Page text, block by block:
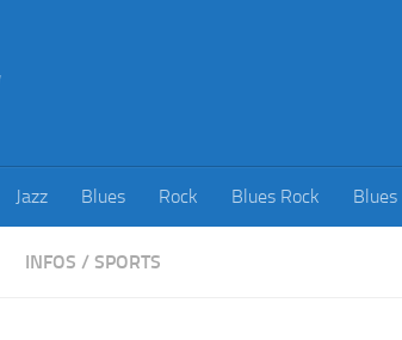
Jazz Blues Rock Blues Rock Blues
INFOS / SPORTS